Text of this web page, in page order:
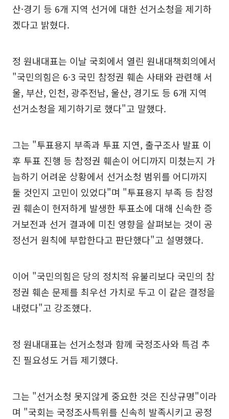
산·경기 등 6개 지역 선거에 대한 선거소청을 제기하
겠다고 밝혔다.
정 원내대표는 이날 국회에서 열린 원내대책회의에서
"국민의힘은 6·3 국민 참정권 훼손 사태와 관련해 서
울, 부산, 인천, 광주전남, 울산, 경기도 등 6개 지역
선거소청을 제기하기로 했다"고 말했다.
그는 "투표용지 부족과 투표 지연, 출구조사 발표 이
후 투표 진행 등 참정권 훼손이 어디까지 미쳤는지 가
늠하기 어려운 상황에서 선거소청 범위를 어디까지
둘 것인지 고민이 있었다"며 "투표용지 부족 등 참정
권 훼손이 현저하게 발생한 투표소에 대해 신속한 증
거보전과 선거 결과에 미친 영향을 살펴보는 것이 공
정선거 원칙에 부합한다고 판단했다"고 설명했다.
이어 "국민의힘은 당의 정치적 유불리보다 국민의 참
정권 훼손 문제를 최우선 가치로 두고 이 같은 결정을
내렸다"고 강조했다.
정 원내대표는 선거소청과 함께 국정조사와 특검 추
진 필요성도 거듭 제기했다.
그는 "선거소청 못지않게 중요한 것은 진상규명"이라
며 "국회는 국정조사특위를 신속히 발족시키고 공정